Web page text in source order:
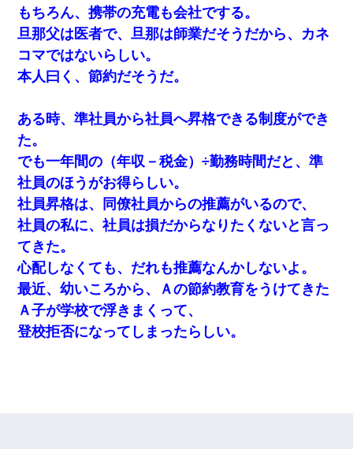
もちろん、携帯の充電も会社でする。
旦那父は医者で、旦那は師業だそうだから、カネ
コマではないらしい。
本人曰く、節約だそうだ。
ある時、準社員から社員へ昇格できる制度ができ
た。
でも一年間の（年収－税金）÷勤務時間だと、準
社員のほうがお得らしい。
社員昇格は、同僚社員からの推薦がいるので、
社員の私に、社員は損だからなりたくないと言っ
てきた。
心配しなくても、だれも推薦なんかしないよ。
最近、幼いころから、Ａの節約教育をうけてきた
Ａ子が学校で浮きまくって、
登校拒否になってしまったらしい。